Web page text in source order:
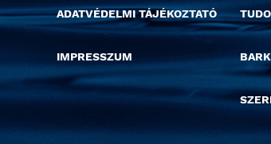
ADATVÉDELMI TÁJÉKOZTATÓ
IMPRESSZUM